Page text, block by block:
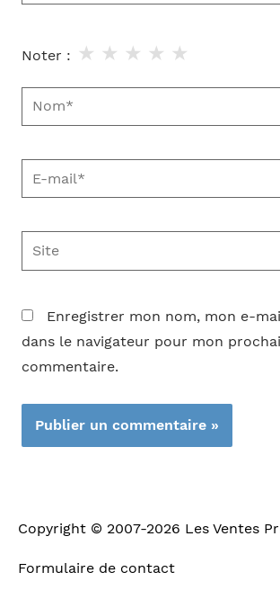
Noter : ★
★
★
★
★
Nom*
E-
mail*
Site
Enregistrer mon nom, mon e-
dans le navigateur pour mon
commentaire.
Copyright © 2007-2026 Les Ventes
Formulaire de contact